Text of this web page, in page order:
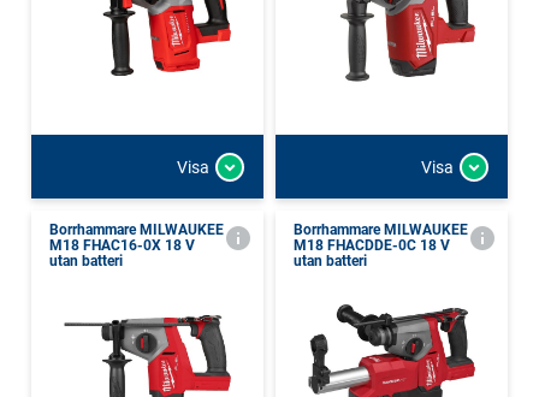
Visa Visa
Borrhammare MILWAUKEE
M18 FHAC16-0X 18 V
utan batteri
Borrhammare MILWAUKEE
M18 FHACDDE-0C 18 V
utan batteri